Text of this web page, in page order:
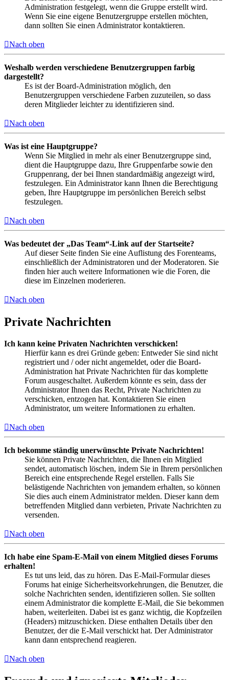
Administration festgelegt, wenn die Gruppe erstellt wird.
Wenn Sie eine eigene Benutzergruppe erstellen möchten,
dann sollten Sie einen Administrator kontaktieren.
Nach oben
Weshalb werden verschiedene Benutzergruppen farbig
dargestellt?
Es ist der Board-Administration möglich, den
Benutzergruppen verschiedene Farben zuzuteilen, so dass
deren Mitglieder leichter zu identifizieren sind.
Nach oben
Was ist eine Hauptgruppe?
Wenn Sie Mitglied in mehr als einer Benutzergruppe sind,
dient die Hauptgruppe dazu, Ihre Gruppenfarbe sowie den
Gruppenrang, der bei Ihnen standardmäßig angezeigt wird,
festzulegen. Ein Administrator kann Ihnen die Berechtigung
geben, Ihre Hauptgruppe im persönlichen Bereich selbst
festzulegen.
Nach oben
Was bedeutet der „Das Team“-Link auf der Startseite?
Auf dieser Seite finden Sie eine Auflistung des Forenteams,
einschließlich der Administratoren und der Moderatoren. Sie
finden hier auch weitere Informationen wie die Foren, die
diese im Einzelnen moderieren.
Nach oben
Private Nachrichten
Ich kann keine Privaten Nachrichten verschicken!
Hierfür kann es drei Gründe geben: Entweder Sie sind nicht
registriert und / oder nicht angemeldet, oder die Board-
Administration hat Private Nachrichten für das komplette
Forum ausgeschaltet. Außerdem könnte es sein, dass der
Administrator Ihnen das Recht, Private Nachrichten zu
verschicken, entzogen hat. Kontaktieren Sie einen
Administrator, um weitere Informationen zu erhalten.
Nach oben
Ich bekomme ständig unerwünschte Private Nachrichten!
Sie können Private Nachrichten, die Ihnen ein Mitglied
sendet, automatisch löschen, indem Sie in Ihrem persönlichen
Bereich eine entsprechende Regel erstellen. Falls Sie
belästigende Nachrichten von jemandem erhalten, so können
Sie dies auch einem Administrator melden. Dieser kann dem
betreffenden Mitglied dann verbieten, Private Nachrichten zu
versenden.
Nach oben
Ich habe eine Spam-E-Mail von einem Mitglied dieses Forums
erhalten!
Es tut uns leid, das zu hören. Das E-Mail-Formular dieses
Forums hat einige Sicherheitsvorkehrungen, die Benutzer, die
solche Nachrichten senden, identifizieren sollen. Sie sollten
einem Administrator die komplette E-Mail, die Sie bekommen
haben, weiterleiten. Dabei ist es ganz wichtig, die Kopfzeilen
(Headers) mitzuschicken. Diese enthalten Details über den
Benutzer, der die E-Mail verschickt hat. Der Administrator
kann dann entsprechend reagieren.
Nach oben